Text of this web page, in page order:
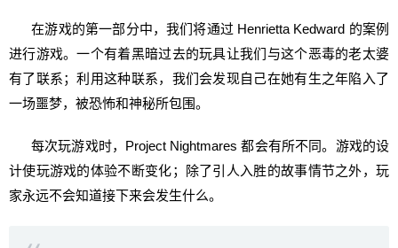
在游戏的第一部分中，我们将通过 Henrietta Kedward 的案例
进行游戏。一个有着黑暗过去的玩具让我们与这个恶毒的老太婆
有了联系；利用这种联系，我们会发现自己在她有生之年陷入了
一场噩梦，被恐怖和神秘所包围。
每次玩游戏时，Project Nightmares 都会有所不同。游戏的设
计使玩游戏的体验不断变化；除了引人入胜的故事情节之外，玩
家永远不会知道接下来会发生什么。